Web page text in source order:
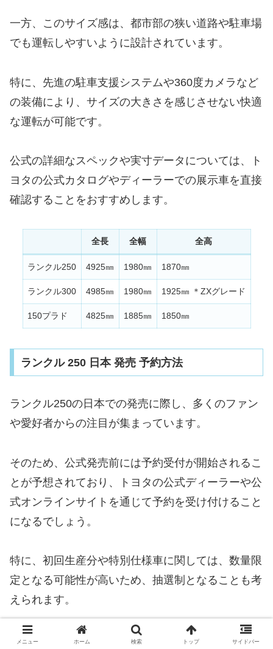
一方、このサイズ感は、都市部の狭い道路や駐車場
でも運転しやすいように設計されています。
特に、先進の駐車支援システムや360度カメラなど
の装備により、サイズの大きさを感じさせない快適
な運転が可能です。
公式の詳細なスペックや実寸データについては、ト
ヨタの公式カタログやディーラーでの展示車を直接
確認することをおすすめします。
全長 全幅 全高
ランクル250 4925㎜ 1980㎜ 1870㎜
ランクル300 4985㎜ 1980㎜ 1925㎜ ＊ZXグレード
150プラド 4825㎜ 1885㎜ 1850㎜
ランクル 250 日本 発売 予約方法
ランクル250の日本での発売に際し、多くのファン
や愛好者からの注目が集まっています。
そのため、公式発売前には予約受付が開始されるこ
とが予想されており、トヨタの公式ディーラーや公
式オンラインサイトを通じて予約を受け付けること
になるでしょう。
特に、初回生産分や特別仕様車に関しては、数量限
定となる可能性が高いため、抽選制となることも考
えられます。
そのため、購入を検討されている方は、公式情報の
メニュー ホーム 検索 トップ サイドバー